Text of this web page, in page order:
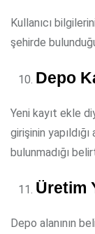
Kullanıcı
şehirde
Depo
Yeni kayıt ekle
girişinin
bulunmadığı
Üretim
Depo alanının